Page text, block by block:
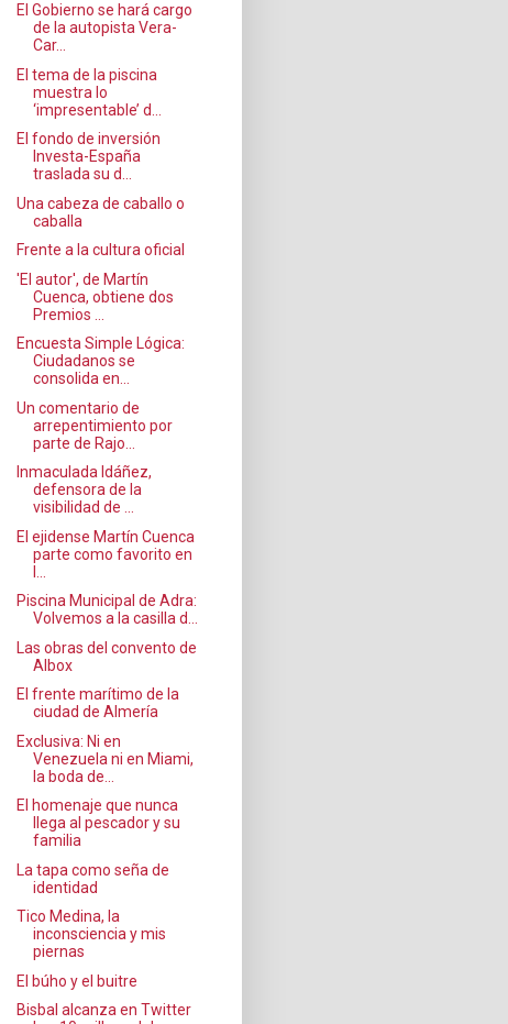
El Gobierno se hará cargo
de la autopista Vera-
Car...
El tema de la piscina
muestra lo
‘impresentable’ d...
El fondo de inversión
Investa-España
traslada su d...
Una cabeza de caballo o
caballa
Frente a la cultura oficial
'El autor', de Martín
Cuenca, obtiene dos
Premios ...
Encuesta Simple Lógica:
Ciudadanos se
consolida en...
Un comentario de
arrepentimiento por
parte de Rajo...
Inmaculada Idáñez,
defensora de la
visibilidad de ...
El ejidense Martín Cuenca
parte como favorito en
l...
Piscina Municipal de Adra:
Volvemos a la casilla d...
Las obras del convento de
Albox
El frente marítimo de la
ciudad de Almería
Exclusiva: Ni en
Venezuela ni en Miami,
la boda de...
El homenaje que nunca
llega al pescador y su
familia
La tapa como seña de
identidad
Tico Medina, la
inconsciencia y mis
piernas
El búho y el buitre
Bisbal alcanza en Twitter